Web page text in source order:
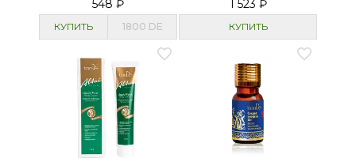
548 ₽
КУПИТЬ 1800 DE
1 523 ₽
КУПИТЬ